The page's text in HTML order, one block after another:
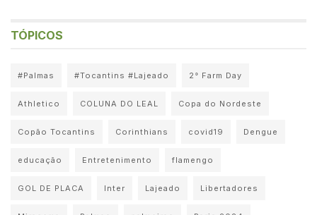
TÓPICOS
#Palmas #Tocantins #Lajeado 2° Farm Day
Athletico COLUNA DO LEAL Copa do Nordeste
Copão Tocantins Corinthians covid19 Dengue
educação Entretenimento flamengo
GOL DE PLACA Inter Lajeado Libertadores